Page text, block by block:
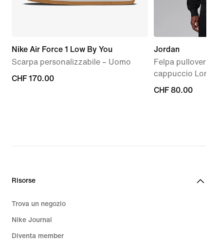
Nike Air Force 1 Low By You
Scarpa personalizzabile – Uomo
CHF
CHF 170.00
Jordan
Felpa pullover in
cappuccio
CHF
CHF 80.00
Risorse
Trova un negozio
Nike Journal
Diventa member